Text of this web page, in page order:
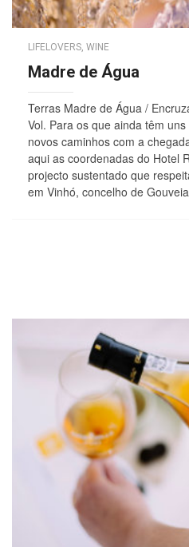
LIFELOVERS, WINE
Madre de Água
Terras Madre de Água /
Vol. Para os que ainda têm
novos caminhos com a
aqui as coordenadas do Hotel
projecto sustentado que
em Vinhó, concelho de